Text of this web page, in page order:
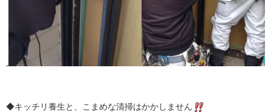
◆キッチリ養生と、こまめな清掃はかかしません